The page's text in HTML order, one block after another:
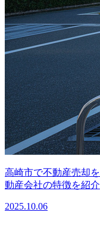
高崎市で不動産売却
動産会社の特徴を紹介
2025.10.06